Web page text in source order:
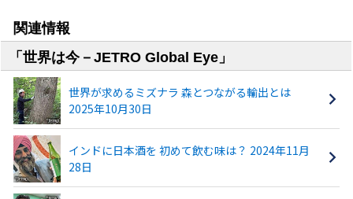
関連情報
「世界は今－JETRO Global Eye」
世界が求めるミズナラ 森とつながる輸出とは
2025年10月30日
インドに日本酒を 初めて飲む味は？ 2024年11月
28日